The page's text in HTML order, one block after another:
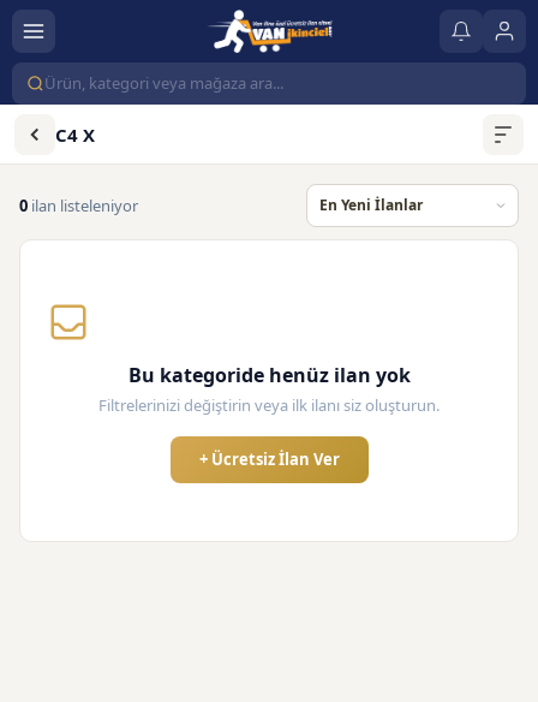
C4 X
0 ilan listeleniyor
Bu kategoride henüz ilan yok
Filtrelerinizi değiştirin veya ilk ilanı siz oluşturun.
+ Ücretsiz İlan Ver